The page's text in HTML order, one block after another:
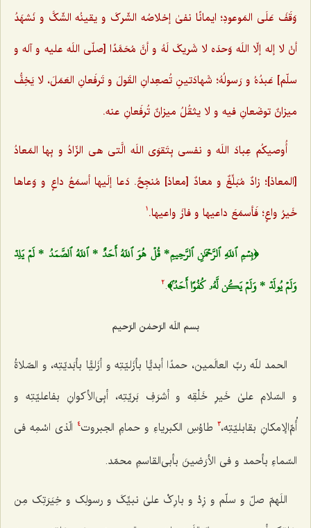
وَقَفَ عَلَی المَوعودِ؛ ایمانًا نفیٰ إخلاصُه الشّرکَ و یقینُه الشّکَّ و نَشهَدُ
أنْ لا إله إلّا اللَه وَحدَه لا شَریکَ لَهُ و أنَّ مُحَمَّدًا [صلّی اللَه علیه و آله و
سلّم] عَبدُهُ و رَسولُهُ؛ شَهادَتینِ تُصعِدانِ القَولَ و تَرفَعانِ العَمَلَ، لا یَخِفُّ
میزانٌ توضَعانِ فیه و لا یثقُلُ میزانٌ تُرفَعانِ عنه.
أُوصیکُم عِبادَ اللَه و نفسی بِتَقوَی اللَه الَّتی هی الزّادُ و بِها المَعادُ
[المعاذ]؛ زادٌ مُبَلِّغٌ و مَعادٌ [معاذ] مُنجِحٌ. دَعا إلَیها أسمَعُ داعٍ و وَعاها
خَیرُ واعٍ؛ فَأسمَعَ داعیها و فازَ واعیها. 1
﴿بِسۡمِ ٱللَهِ ٱلرَّحۡمَٰنِ ٱلرَّحِيمِ* قُلۡ هُوَ ٱللَهُ أَحَدٌ * ٱللَهُ ٱلصَّمَدُ * لَمۡ يَلِدۡ
وَلَمۡ يُولَدۡ * وَلَمۡ يَكُن لَّهُۥ كُفُوًا أَحَدُۢ﴾.
2
بسم اللَه الرّحمٰن الرّحیم
الحمد للّه ربِّ العالَمین، حمدًا أبدیًّا بأزَلیّتِه و أزَلیًّا بأبَدیّتِه، و الصّلاةُ
و السّلام علیٰ خَیرِ خَلْقِه و أشرَفِ بَریّتِه، أبِی‌الأکوانِ بفاعلیّتِه و
أُمِّ‌الإمکانِ بقابلیّتِه،3 طاوُسِ الکبریاءِ و حمامِ الجبروت4
الّذی اسْمِه فی
السّماءِ بأحمد و فی الأرَضینَ بأبی‌القاسمِ محمّد.
اللَهمّ صلّ و سلّم و زِدْ و بارِکْ علیٰ نبیِّکَ و رسولِک و خِیَرَتِک مِن